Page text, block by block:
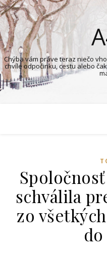
Chýba vám práve teraz niečo
chvíle odpočinku, cestu alebo
schválila
zo